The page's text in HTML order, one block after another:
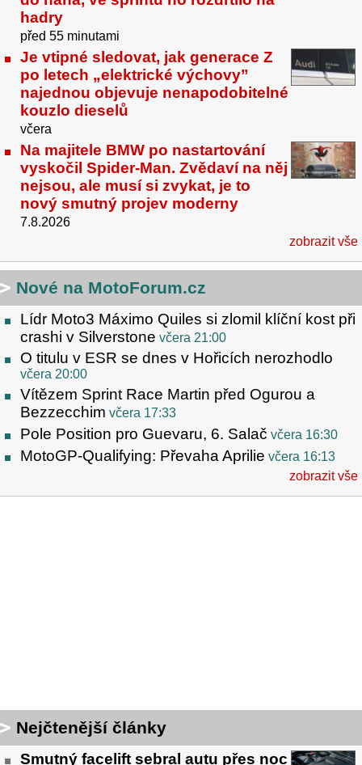
hadry
před 55 minutami
Je vtipné sledovat, jak generace Z
po letech „elektrické výchovy”
najednou objevuje nenapodobitelné
kouzlo dieselů
včera
Na majitele BMW po nastartování
vyskočil Spider-Man. Zvědaví na něj
nejsou, ale musí si zvykat, je to
nový smutný projev moderny
7.8.2026
zobrazit vše
Nové na MotoForum.cz
Lídr Moto3 Máximo Quiles si zlomil klíční kost při
crashi v Silverstone včera 21:00
O titulu v ESR se dnes v Hořicích nerozhodlo
včera 20:00
Vítězem Sprint Race Martin před Ogurou a
Bezzecchim včera 17:33
Pole Position pro Guevaru, 6. Salač včera 16:30
MotoGP-Qualifying: Převaha Aprilie včera 16:13
zobrazit vše
Nejčtenější články
Smutný facelift sebral autu přes noc